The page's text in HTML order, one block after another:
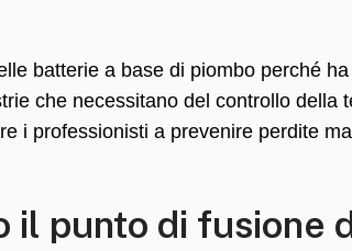
batterie a base di piombo perché
che necessitano del controllo della
i professionisti a prevenire perdite
il punto di fusione